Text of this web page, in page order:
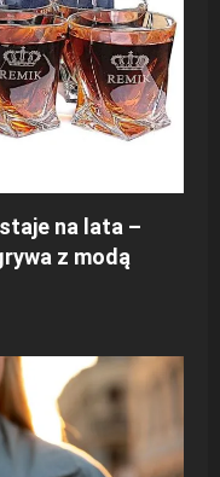
na lata –
z modą